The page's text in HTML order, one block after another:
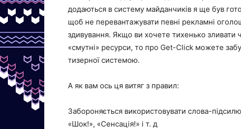
додаються в систему майданчиків я ще був
щоб не перевантажувати певні рекламні
здивування. Якщо ви хочете тихенько зливати
«смутні» ресурси, то про Get-Click можете
тизерної системою.
А як вам ось ця витяг з правил:
Забороняється використовувати слова-
«Шок!», «Сенсація!» і т. д